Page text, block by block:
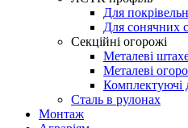
Для
Для сонячних
Секційні огорожі
Металеві
Металеві
Комплектуючі
Сталь в рулонах
Монтаж